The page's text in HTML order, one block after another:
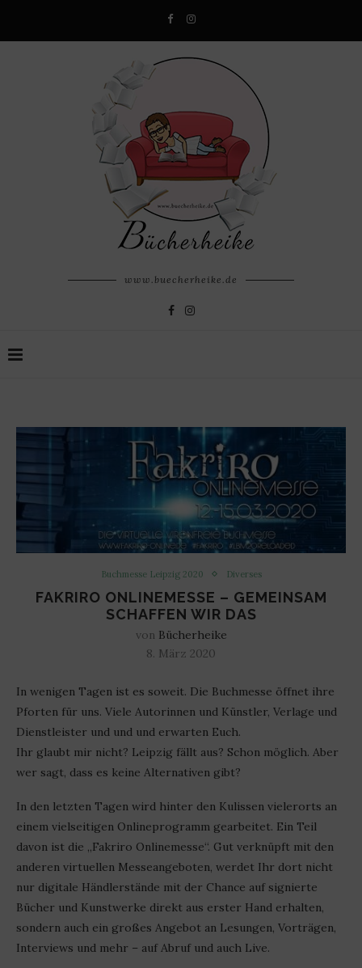
www.buecherheike.de
Buchmesse Leipzig 2020 Diverses
FAKRIRO ONLINEMESSE – GEMEINSAM
SCHAFFEN WIR DAS
von Bücherheike
8. März 2020
In wenigen Tagen ist es soweit. Die Buchmesse öffnet ihre
Pforten für uns. Viele Autorinnen und Künstler, Verlage und
Dienstleister und und und erwarten Euch.
Ihr glaubt mir nicht? Leipzig fällt aus? Schon möglich. Aber
wer sagt, dass es keine Alternativen gibt?
In den letzten Tagen wird hinter den Kulissen vielerorts an
einem vielseitigen Onlineprogramm gearbeitet. Ein Teil
davon ist die „Fakriro Onlinemesse“. Gut verknüpft mit den
anderen virtuellen Messeangeboten, werdet Ihr dort nicht
nur digitale Händlerstände mit der Chance auf signierte
Bücher und Kunstwerke direkt aus erster Hand erhalten,
sondern auch ein großes Angebot an Lesungen, Vorträgen,
Interviews und mehr – auf Abruf und auch Live.